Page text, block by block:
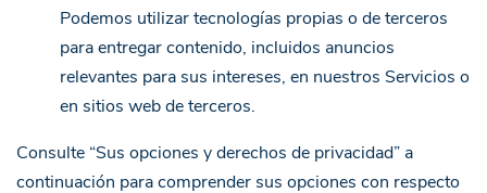
Podemos utilizar tecnologías propias o de terceros
para entregar contenido, incluidos anuncios
relevantes para sus intereses, en nuestros Servicios o
en sitios web de terceros.
Consulte “Sus opciones y derechos de privacidad” a
continuación para comprender sus opciones con respecto